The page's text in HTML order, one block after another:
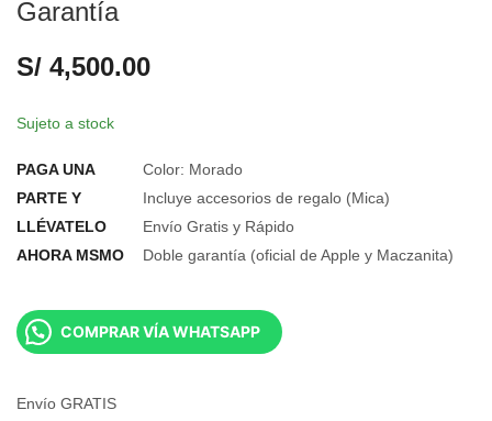
Garantía
S/ 4,500.00
Sujeto a stock
PAGA UNA
PARTE Y
LLÉVATELO
AHORA MSMO
Color: Morado
Incluye accesorios de regalo (Mica)
Envío Gratis y Rápido
Doble garantía (oficial de Apple y Maczanita)
COMPRAR VÍA WHATSAPP
Envío GRATIS